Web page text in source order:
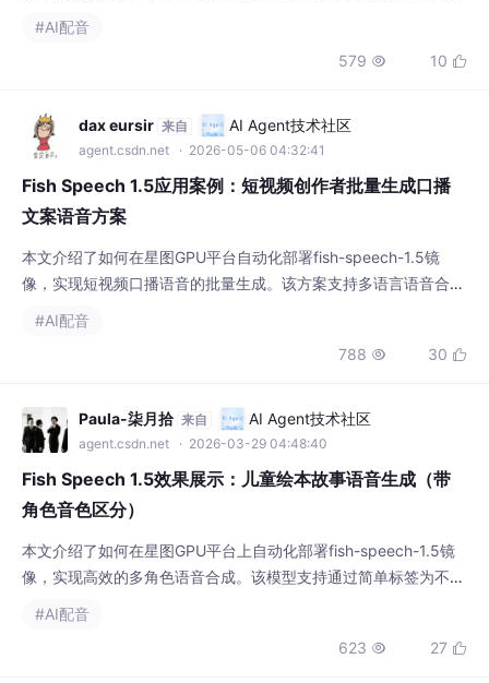
本，一键生成匹配声线的语音，可轻松应用于短视频配音、有声书
#AI配音
579  10 
dax eursir 来自 AI Agent技术社区
agent.csdn.net · 2026-05-06 04:32:41
Fish Speech 1.5应用案例：短视频创作者批量生成口播
文案语音方案
本文介绍了如何在星图GPU平台自动化部署fish-speech-1.5镜
像，实现短视频口播语音的批量生成。该方案支持多语言语音合成
和声音克隆功能，能帮助内容创作者高效制作高质量、自然流畅的
#AI配音
788  30 
Paula-柒月拾 来自 AI Agent技术社区
agent.csdn.net · 2026-03-29 04:48:40
Fish Speech 1.5效果展示：儿童绘本故事语音生成（带
角色音色区分）
本文介绍了如何在星图GPU平台上自动化部署fish-speech-1.5镜
像，实现高效的多角色语音合成。该模型支持通过简单标签为不同
角色分配音色，可一键生成包含旁白、对话的完整儿童故事音频，
#AI配音
623  27 